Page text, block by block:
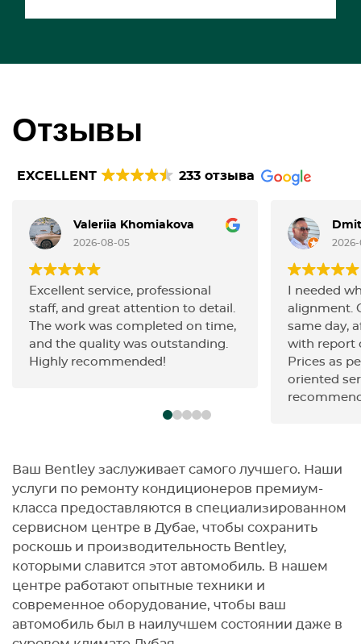
Отзывы
EXCELLENT 233 отзыва
Valeriia Khomiakova
2026-08-05
Excellent service, professional
staff, and great attention to detail.
The work was completed on time,
and the quality was outstanding.
Highly recommended!
I needed
alignment.
same day,
with report
Prices as
oriented
Ваш Bentley заслуживает самого лучшего. Наши
услуги по ремонту кондиционеров премиум-
класса предоставляются в специализированном
сервисном центре в Дубае, чтобы сохранить
роскошь и производительность Bentley,
которыми славится этот автомобиль. В нашем
центре работают опытные техники и
современное оборудование, чтобы ваш
автомобиль был в наилучшем состоянии даже в